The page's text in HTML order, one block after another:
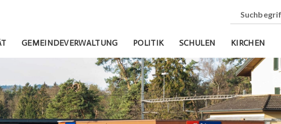
Suchbegriff
GEMEINDEVERWALTUNG POLITIK SCHULEN KIRCHEN